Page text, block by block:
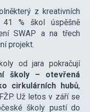
z kreativních
41 % škol úspěšně
SWAP a na třech
projekt.
od jara pokračují
školy – otevřená
cirkulárních hubů,
Už letos v září se
školy pustí do